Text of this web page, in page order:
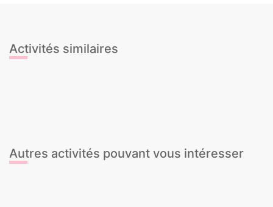
Activités similaires
Autres activités pouvant vous intéresser